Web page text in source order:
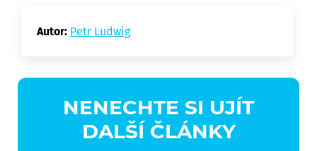
Autor: Petr Ludwig
NENECHTE SI UJÍT
DALŠÍ ČLÁNKY